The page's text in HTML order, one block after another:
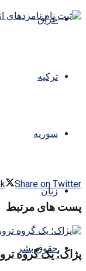
عراق
ترکیه
سوریه
زنان
حقوق بشر
Share on Twitter
پست های مرتبط
پژاک؛ یک گروه